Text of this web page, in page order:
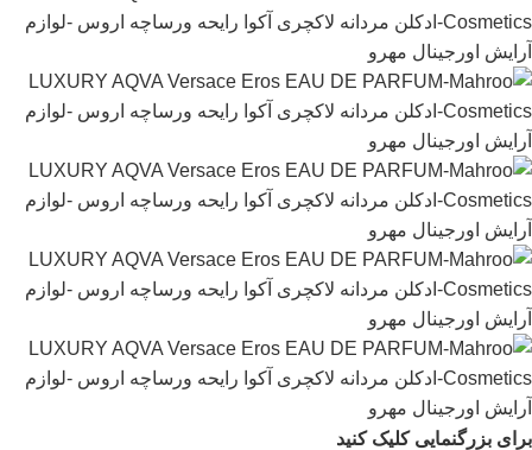
برای بزرگنمایی کلیک کنید